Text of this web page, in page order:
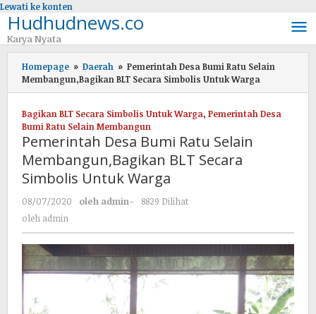
Lewati ke konten
Hudhudnews.co
Karya Nyata
Homepage » Daerah » Pemerintah Desa Bumi Ratu Selain
Membangun,Bagikan BLT Secara Simbolis Untuk Warga
Bagikan BLT Secara Simbolis Untuk Warga, Pemerintah Desa
Bumi Ratu Selain Membangun
Pemerintah Desa Bumi Ratu Selain
Membangun,Bagikan BLT Secara
Simbolis Untuk Warga
08/07/2020 oleh admin-
8829 Dilihat
oleh admin